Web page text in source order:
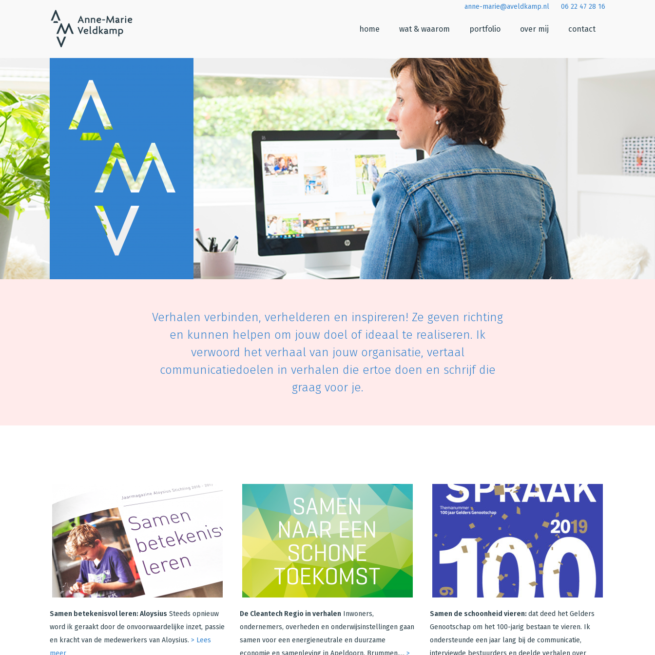
anne-marie@aveldkamp.nl 06 22 47 28 16
home wat & waarom portfolio over mij contact
Verhalen verbinden, verhelderen en inspireren! Ze geven richting
en kunnen helpen om jouw doel of ideaal te realiseren. Ik
verwoord het verhaal van jouw organisatie, vertaal
communicatiedoelen in verhalen die ertoe doen en schrijf die
graag voor je.
Samen betekenisvol leren: Aloysius Steeds opnieuw
word ik geraakt door de onvoorwaardelijke inzet, passie
en kracht van de medewerkers van Aloysius. > Lees
meer
De Cleantech Regio in verhalen Inwoners,
ondernemers, overheden en onderwijsinstellingen gaan
samen voor een energieneutrale en duurzame
economie en samenleving in Apeldoorn, Brummen,… >
Samen de schoonheid vieren: dat deed het Gelders
Genootschap om het 100-jarig bestaan te vieren. Ik
ondersteunde een jaar lang bij de communicatie,
interviewde bestuurders en deelde verhalen over